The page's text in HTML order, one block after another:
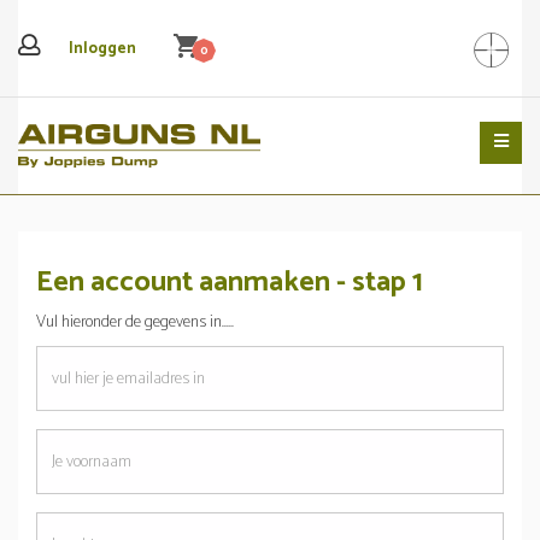
Inloggen shopping_cart0 Search
Een account aanmaken - stap 1
Vul hieronder de gegevens in.....
emailadres
Je
voornaam
Je